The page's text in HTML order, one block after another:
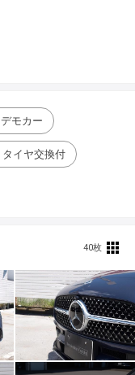
デモカー
タイヤ交換付
40枚